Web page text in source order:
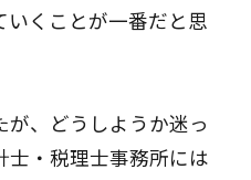
いくことが一番だと思
、どうしようか迷っ
士・税理士事務所には